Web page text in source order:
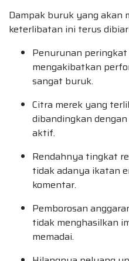
Dampak buruk yang akan
keterlibatan ini terus
Penurunan
mengakibatkan
sangat buruk.
Citra merek yang
dibandingkan
aktif.
Rendahnya tingkat
tidak adanya ikatan
komentar.
Pemborosan
tidak menghasilkan
memadai.